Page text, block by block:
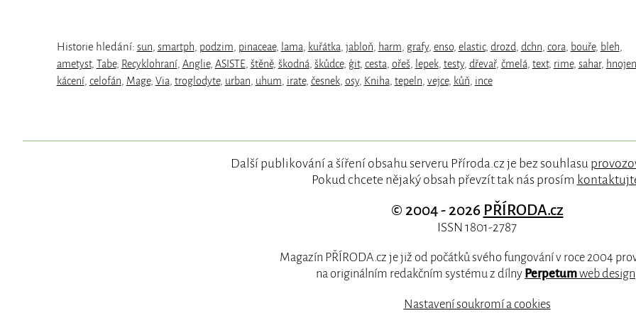
Historie hledání: sun smartph podzim pinaceae, lama kuřátka jabloň harm grafy, enso, elastic, drozd dchn cora bouře, bleh
ametyst, Tabe, Recyklohraní, Anglie, ASISTE štěně, škodná škůdce, ģit, cesta ořeš lepek, testy, dřevař, čmelá text, rime, sahar,
kácení, celofán Mage, Via troglodyte, urban uhum irate, česnek, osy, Kniha tepeln vejce, kůň ince
Další publikování a šíření obsahu serveru Příroda.cz je bez souhlasu
Pokud chcete nějaký obsah převzít tak nás prosím
© 2004 - 2026 PŘÍRODA.cz
ISSN 1801-2787
Magazín PŘÍRODA.cz je již od počátků svého fungování v roce 2004
na originálním redakčním systému z dílny Perpetumweb design
Nastavení soukromí a cookies